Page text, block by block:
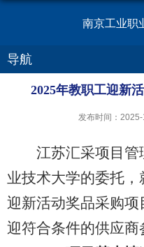
南京工业职
导航
2025年教职工迎新
发布时间：
江苏汇采项目管
业技术大学的委托
迎新活动奖品采购
迎符合条件的供应商